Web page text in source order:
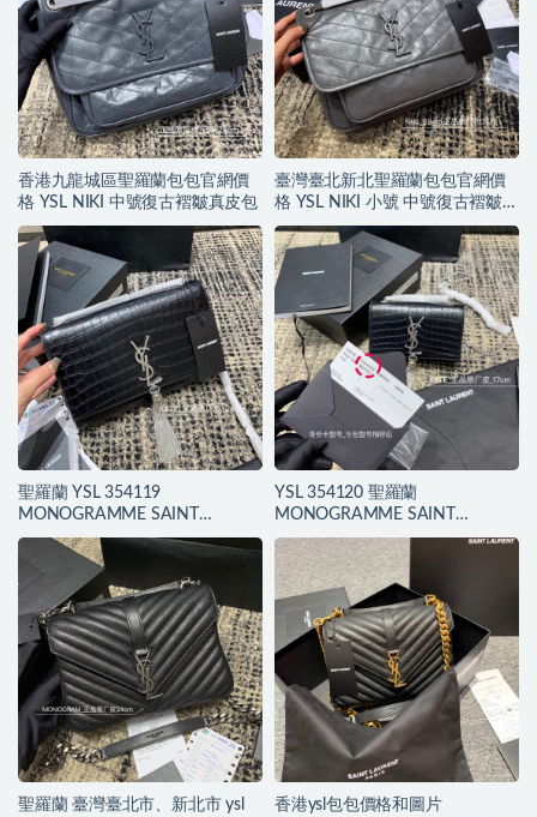
香港九龍城區聖羅蘭包包官網價
格 YSL NIKI 中號復古褶皺真皮包
臺灣臺北新北聖羅蘭包包官網價
格 YSL NIKI 小號 中號復古褶皺真
皮包
聖羅蘭 YSL 354119
MONOGRAMME SAINT
LAURENT 中號流蘇鱷魚紋手袋
YSL 354120 聖羅蘭
MONOGRAMME SAINT
LAURENT 小號流蘇鱷魚壓紋真皮
手袋
聖羅蘭 臺灣臺北市、新北市 ysl
香港ysl包包價格和圖片